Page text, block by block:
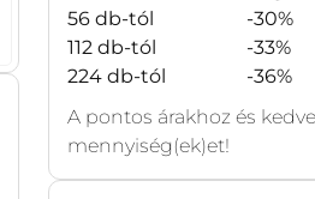
56 db-tól
-30%
112 db-tól
-33%
224 db-tól
-36%
A pontos árakhoz és
mennyiség(ek)et!